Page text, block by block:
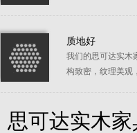
质地好
我们的思可达实木
构致密，纹理美观
思可达实木